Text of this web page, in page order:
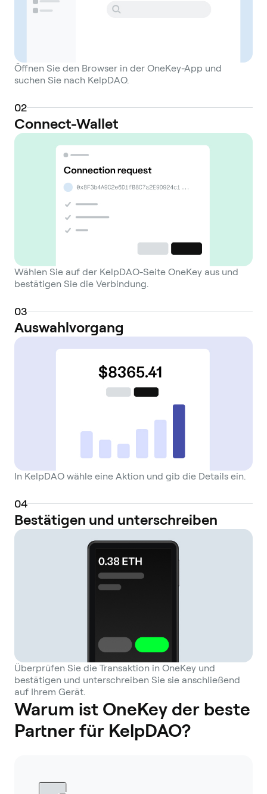
Öffnen Sie den Browser in der OneKey-App und
suchen Sie nach KelpDAO.
02
Connect-Wallet
Wählen Sie auf der KelpDAO-Seite OneKey aus und
bestätigen Sie die Verbindung.
03
Auswahlvorgang
In KelpDAO wähle eine Aktion und gib die Details ein.
04
Bestätigen und unterschreiben
Überprüfen Sie die Transaktion in OneKey und
bestätigen und unterschreiben Sie sie anschließend
auf Ihrem Gerät.
Warum ist OneKey der beste
Partner für KelpDAO?